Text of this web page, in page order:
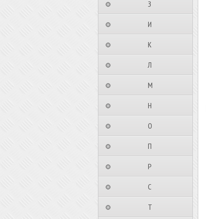
⠀⠀⠀⠀⠀⠀З⠀⠀⠀⠀⠀⠀⠀
⠀⠀⠀⠀⠀⠀И⠀⠀⠀⠀⠀⠀⠀
⠀⠀⠀⠀⠀⠀К⠀⠀⠀⠀⠀⠀⠀
⠀⠀⠀⠀⠀⠀Л⠀⠀⠀⠀⠀⠀⠀
⠀⠀⠀⠀⠀⠀М⠀⠀⠀⠀⠀⠀⠀
⠀⠀⠀⠀⠀⠀Н⠀⠀⠀⠀⠀⠀⠀
⠀⠀⠀⠀⠀⠀О⠀⠀⠀⠀⠀⠀⠀
⠀⠀⠀⠀⠀⠀П⠀⠀⠀⠀⠀⠀⠀
⠀⠀⠀⠀⠀⠀Р⠀⠀⠀⠀⠀⠀⠀
⠀⠀⠀⠀⠀⠀С⠀⠀⠀⠀⠀⠀⠀
⠀⠀⠀⠀⠀⠀Т⠀⠀⠀⠀⠀⠀⠀